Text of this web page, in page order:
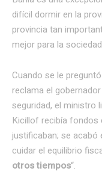
difícil dormir en la
provincia tan
mejor para la
Cuando se le
reclama el
seguridad, el ministro
Kicillof recibía fondos
justificaban; se acabó
cuidar el equilibrio
otros tiempos“.